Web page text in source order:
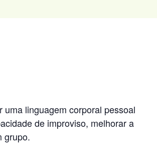
linguagem corporal pessoal
de improviso, melhorar a
grupo.